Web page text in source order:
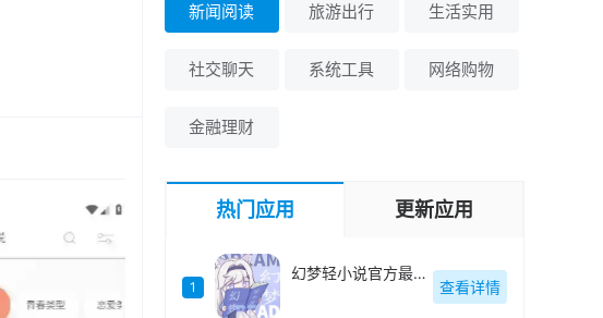
新闻阅读 旅游出行 生活实用
社交聊天 系统工具 网络购物
金融理财
热门应用 更新应用
1
幻梦轻小说官方最新版-v1.4.0
查看详情